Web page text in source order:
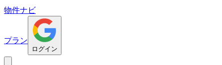
物件ナビ
プラン
ログイン